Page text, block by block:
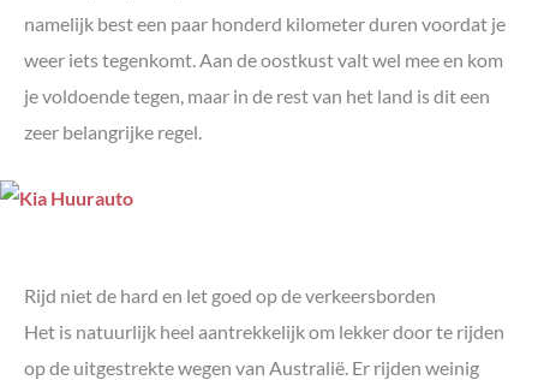
namelijk best een paar honderd kilometer duren voordat je
weer iets tegenkomt. Aan de oostkust valt wel mee en kom
je voldoende tegen, maar in de rest van het land is dit een
zeer belangrijke regel.
Rijd niet de hard en let goed op de verkeersborden
Het is natuurlijk heel aantrekkelijk om lekker door te rijden
op de uitgestrekte wegen van Australië. Er rijden weinig